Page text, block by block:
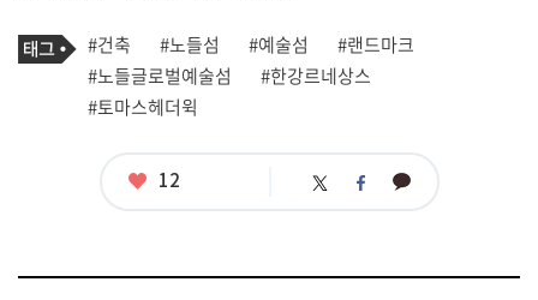
기
사
관
련
태
태
그
#건축 #노들섬 #예술섬
#랜드마크
#노들글로벌예술섬
#한강르네상스
#토마스헤더윅
좋
12 트 페 카